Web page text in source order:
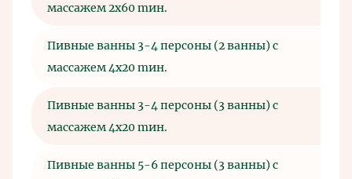
массажем 2x60 mин.
Пивные ванны 3-4 персоны (2 ванны) c
массажем 4x20 mин.
Пивные ванны 3-4 персоны (3 ванны) c
массажем 4x20 mин.
Пивные ванны 5-6 персоны (3 ванны) c